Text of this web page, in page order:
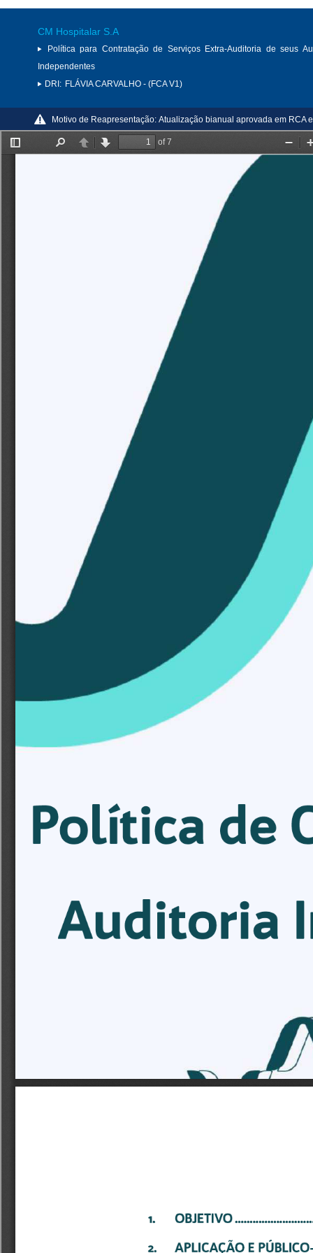
CM Hospitalar S.A
Política para Contratação de Serviços Extra-Auditoria de seus
Independentes
DRI: FLÁVIA CARVALHO - (FCA V1)
Motivo de Reapresentação: Atualização bianual aprovada em RCA